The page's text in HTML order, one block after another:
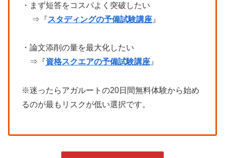
・まず短答をコスパよく突破したい
⇒『スタディングの予備試験講座 』
・論文添削の量を最大化したい
⇒『資格スクエアの予備試験講座 』
※迷ったらアガルートの20日間無料体験から始め
るのが最もリスクが低い選択です。